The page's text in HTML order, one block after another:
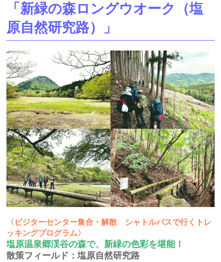
「新緑の森ロングウオーク（塩
原自然研究路）」
〈ビジターセンター集合・解散 シャトルバスで行くトレ
ッキングプログラム〉
塩原温泉郷渓谷の森で、新緑の色彩を堪能！
散策フィールド：塩原自然研究路